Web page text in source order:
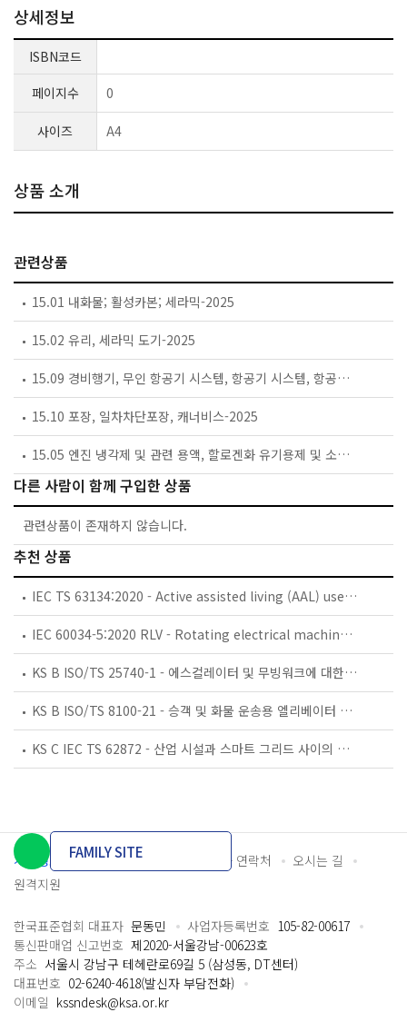
상세정보
ISBN코드
페이지수
0
사이즈 A4
상품 소개
관련상품
15.01 내화물; 활성카본; 세라믹-2025
15.02 유리, 세라믹 도기-2025
15.09 경비행기, 무인 항공기 시스템, 항공기 시스템, 항공우주 인력, 일반 항공 비행기-2025
15.10 포장, 일차차단포장, 캐너비스-2025
15.05 엔진 냉각제 및 관련 용액, 할로겐화 유기용제 및 소화제-2025
다른 사람이 함께 구입한 상품
관련상품이 존재하지 않습니다.
추천 상품
IEC TS 63134:2020 - Active assisted living (AAL) use cases
IEC 60034-5:2020 RLV - Rotating electrical machines - Part 5: Degrees of protection provided by the integral design of rotating electrical machines (IP code) - Classification
KS B ISO/TS 25740-1 - 에스컬레이터 및 무빙워크에 대한 안전요건 — 제1부: 세계공통 필수 안전요건(GESRs)
KS B ISO/TS 8100-21 - 승객 및 화물 운송용 엘리베이터 —제21부: 세계공통 필수안전요건(GESRs)을 충족하는 세계공통 안전 파라미터(GSPs)
KS C IEC TS 62872 - 산업 시설과 스마트 그리드 사이의 산업 공정 측정, 제어 및 자동화 시스템 인터페이스
개인정보처리방침 이용약관 담당자 연락처
오시는 길
원격지원
FAMILY SITE
한국표준협회 대표자 문동민 사업자등록번호 105-82-00617
통신판매업 신고번호 제2020-서울강남-00623호
주소 서울시 강남구 테헤란로69길 5 (삼성동, DT센터)
대표번호 02-6240-4618(발신자 부담전화)
이메일 kssndesk@ksa.or.kr